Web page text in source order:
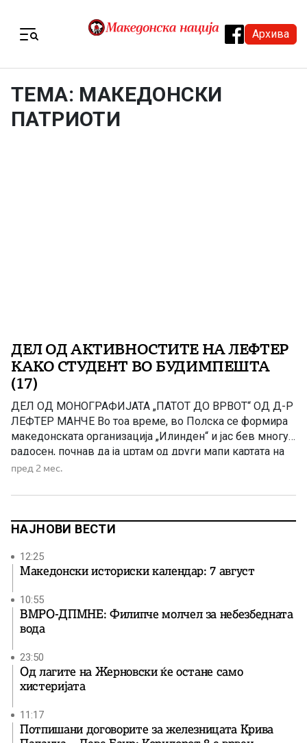
Архива
ТЕМА: МАКЕДОНСКИ
ПАТРИОТИ
ДЕЛ ОД АКТИВНОСТИТЕ НА ЛЕФТЕР
КАКО СТУДЕНТ ВО БУДИМПЕШТА
(17)
ДЕЛ ОД МОНОГРАФИЈАТА „ПАТОТ ДО ВРВОТ“ OД Д-Р
ЛЕФТЕР МАНЧЕ Во тоа време, во Полска се формира
македонската организација „Илинден“ и јас бев многу
радосен, почнав да ја цртам од други мапи картата на
Македонија, но во нејзините етничко-географски
Почнав да одам редовно и во Бугарскиот културен […]
пред 2 мес.
НАЈНОВИ ВЕСТИ
12:25
Македонски историски календар: 7 август
10:55
ВМРО-ДПМНЕ: Филипче молчел за небезбедната
вода
23:50
Од лагите на Жерновски ќе остане само
хистеријата
11:17
Потпишани договорите за железницата Крива